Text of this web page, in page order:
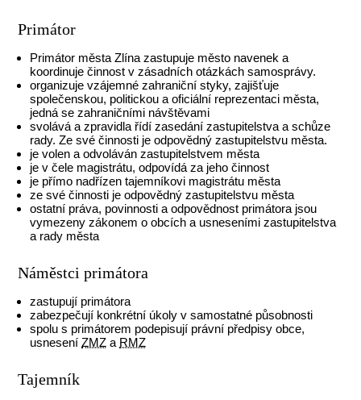
Primátor
Primátor města Zlína zastupuje město navenek a
koordinuje činnost v zásadních otázkách samosprávy.
organizuje vzájemné zahraniční styky, zajišťuje
společenskou, politickou a oficiální reprezentaci města,
jedná se zahraničními návštěvami
svolává a zpravidla řídí zasedání zastupitelstva a schůze
rady. Ze své činnosti je odpovědný zastupitelstvu města.
je volen a odvoláván zastupitelstvem města
je v čele magistrátu, odpovídá za jeho činnost
je přímo nadřízen tajemníkovi magistrátu města
ze své činnosti je odpovědný zastupitelstvu města
ostatní práva, povinnosti a odpovědnost primátora jsou
vymezeny zákonem o obcích a usneseními zastupitelstva
a rady města
Náměstci primátora
zastupují primátora
zabezpečují konkrétní úkoly v samostatné působnosti
spolu s primátorem podepisují právní předpisy obce,
usneseníZMZ a RMZ
Tajemník